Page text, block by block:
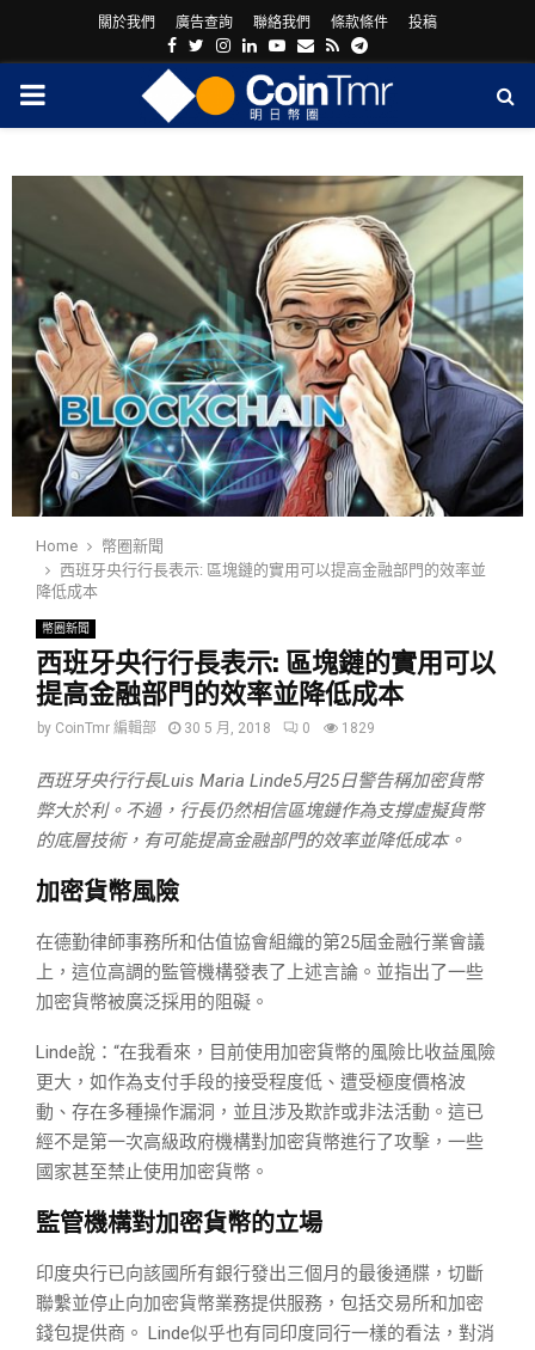
關於我們 廣告查詢 聯絡我們 條款條件 投稿
Facebook
Twitter
Instagram
LinkedinYoutube
Email
RssTelegram
PRIMARY
Home
幣圈新聞
西班牙央行行長表示: 區塊鏈的實用可以提高金融部門的效率並
降低成本
幣圈新聞
西班牙央行行長表示: 區塊鏈的實用可以
提高金融部門的效率並降低成本
by CoinTmr 編輯部 30 5 月, 2018 0 1829
西班牙央行行長Luis Maria Linde5月25日警告稱加密貨幣
弊大於利。不過，行長仍然相信區塊鏈作為支撐虛擬貨幣
的底層技術，有可能提高金融部門的效率並降低成本。
加密貨幣風險
在德勤律師事務所和估值協會組織的第25屆金融行業會議
上，這位高調的監管機構發表了上述言論。並指出了一些
加密貨幣被廣泛採用的阻礙。
Linde說：“在我看來，目前使用加密貨幣的風險比收益風險
更大，如作為支付手段的接受程度低、遭受極度價格波
動、存在多種操作漏洞，並且涉及欺詐或非法活動。這已
經不是第一次高級政府機構對加密貨幣進行了攻擊，一些
國家甚至禁止使用加密貨幣。
監管機構對加密貨幣的立場
印度央行已向該國所有銀行發出三個月的最後通牒，切斷
聯繫並停止向加密貨幣業務提供服務，包括交易所和加密
錢包提供商。 Linde似乎也有同印度同行一樣的看法，對消